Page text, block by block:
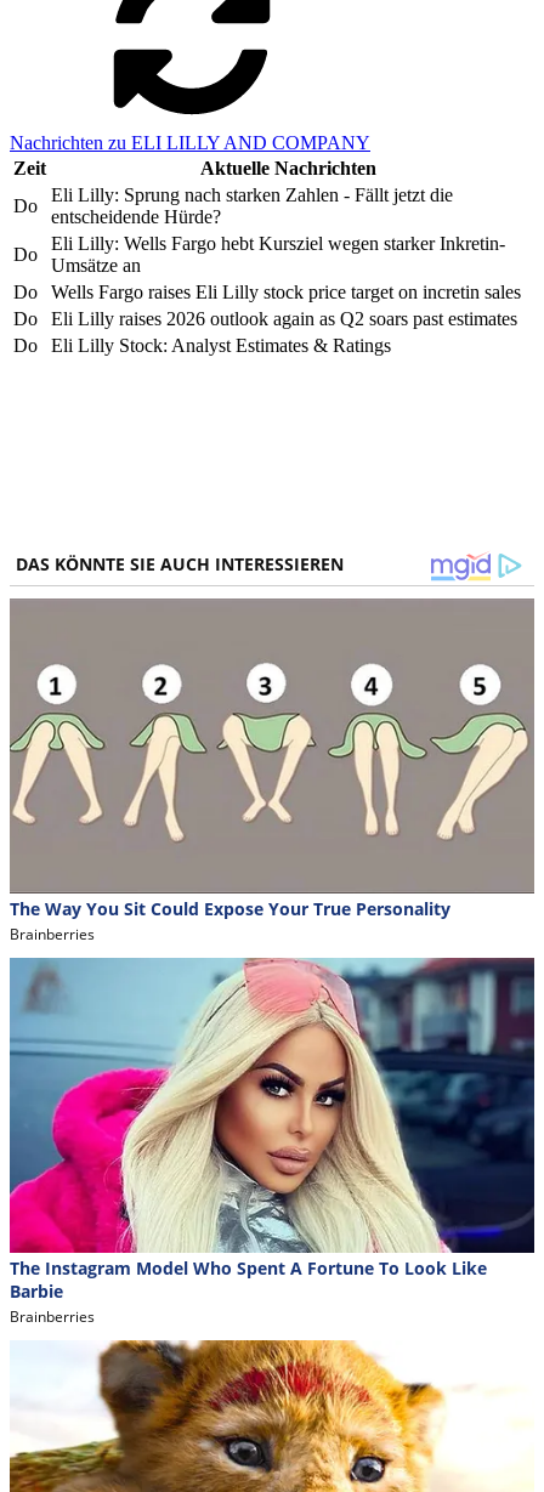
Nachrichten zu ELI LILLY AND COMPANY
Zeit
Aktuelle Nachrichten
Do
Eli Lilly: Sprung nach starken Zahlen - Fällt jetzt die
entscheidende Hürde?
Do
Eli Lilly: Wells Fargo hebt Kursziel wegen starker Inkretin-
Umsätze an
Do
Wells Fargo raises Eli Lilly stock price target on incretin sales
Do
Eli Lilly raises 2026 outlook again as Q2 soars past estimates
Do
Eli Lilly Stock: Analyst Estimates & Ratings